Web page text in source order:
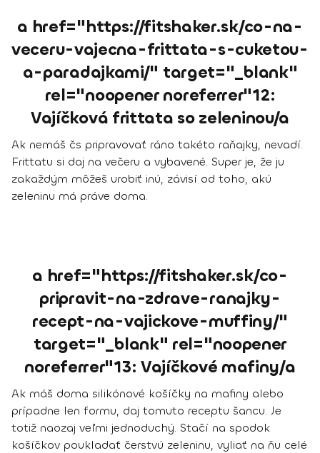
a href="https://fitshaker.sk/co-na-
veceru-vajecna-frittata-s-cuketou-
a-paradajkami/" target="_blank"
rel="noopener noreferrer"12:
Vajíčková frittata so zeleninou/a
Ak nemáš čs pripravovať ráno takéto raňajky, nevadí.
Frittatu si daj na večeru a vybavené. Super je, že ju
zakaždým môžeš urobiť inú, závisí od toho, akú
zeleninu má práve doma.
a href="https://fitshaker.sk/co-
pripravit-na-zdrave-ranajky-
recept-na-vajickove-muffiny/"
target="_blank" rel="noopener
noreferrer"13: Vajíčkové mafiny/a
Ak máš doma silikónové košíčky na mafiny alebo
prípadne len formu, daj tomuto receptu šancu. Je
totiž naozaj veľmi jednoduchý. Stačí na spodok
košíčkov poukladať čerstvú zeleninu, vyliať na ňu celé